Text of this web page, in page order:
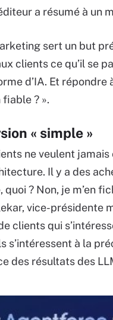
a résumé à un
sert un but
clients ce qu’il se
d’IA. Et répondre
? ».
« simple »
ne veulent
Il y a des
? Non, je m’en
vice-présidente
clients qui
s’intéressent à la
des résultats des